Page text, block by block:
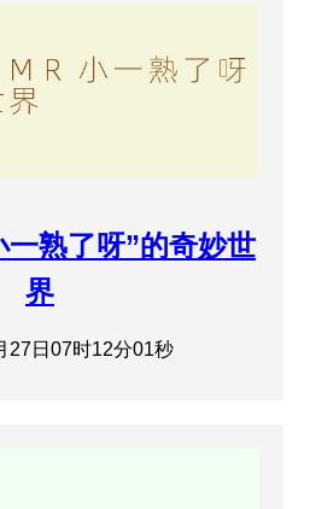
熟了呀”的奇妙世
界
27日07时12分01秒